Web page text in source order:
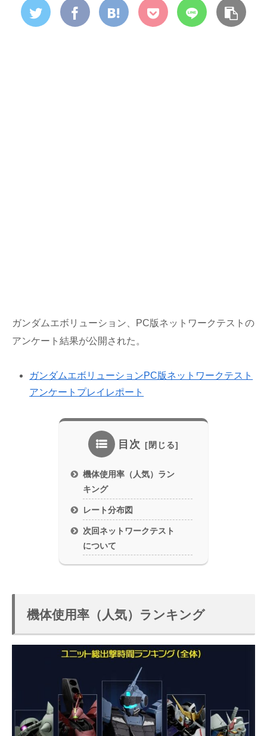
ガンダムエボリューション、PC版ネットワークテストの
アンケート結果が公開された。
ガンダムエボリューションPC版ネットワークテスト
アンケートプレイレポート
目次
機体使用率（人気）ラン
キング
レート分布図
次回ネットワークテスト
について
機体使用率（人気）ランキング